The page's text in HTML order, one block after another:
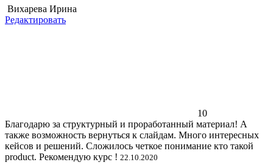
Вихарева Ирина
Редактировать
10
Благодарю за структурный и проработанный материал! А
также возможность вернуться к слайдам. Много интересных
кейсов и решений. Сложилось четкое понимание кто такой
product. Рекомендую курс ! 22.10.2020